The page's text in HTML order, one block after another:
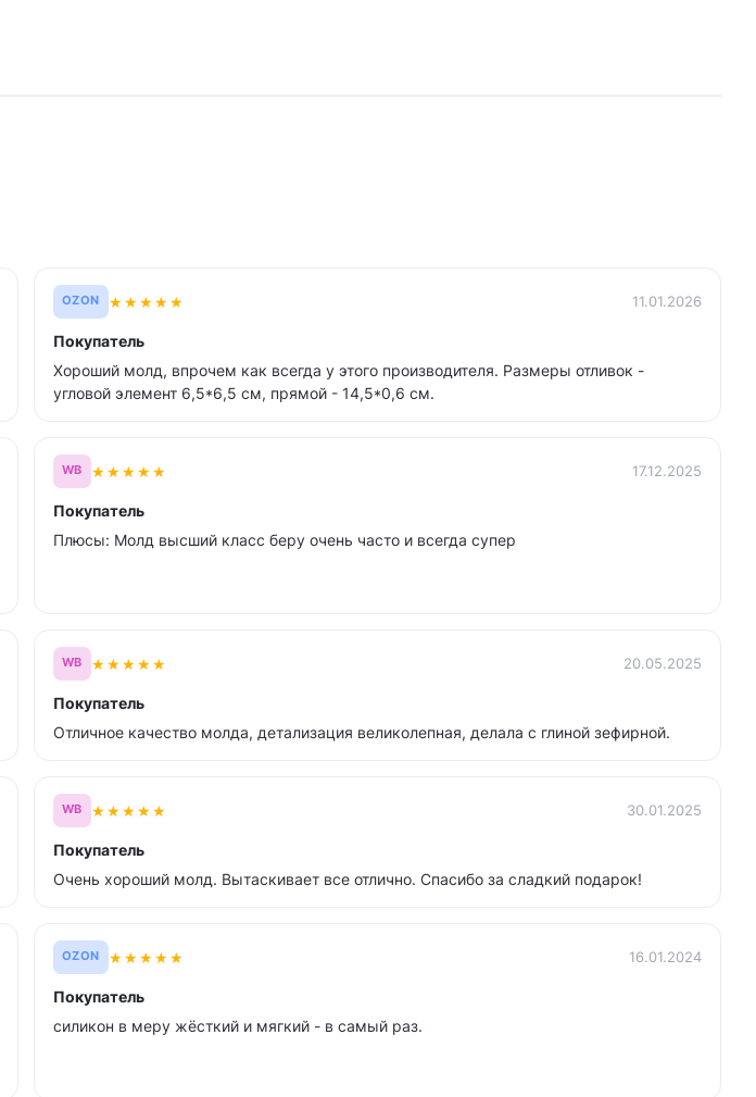
OZON ★★★★★ 11.01.2026
Покупатель
Хороший молд, впрочем как всегда у этого производителя. Размеры отливок -
угловой элемент 6,5*6,5 см, прямой - 14,5*0,6 см.
WB ★★★★★ 17.12.2025
Покупатель
Плюсы: Молд высший класс беру очень часто и всегда супер
WB ★★★★★ 20.05.2025
Покупатель
Отличное качество молда, детализация великолепная, делала с глиной зефирной.
WB ★★★★★ 30.01.2025
Покупатель
Очень хороший молд. Вытаскивает все отлично. Спасибо за сладкий подарок!
OZON ★★★★★ 16.01.2024
Покупатель
силикон в меру жёсткий и мягкий - в самый раз.